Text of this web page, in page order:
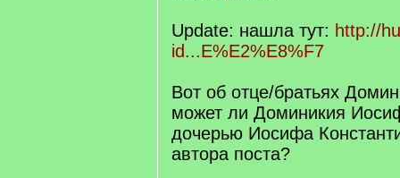
Update: нашла тут: http://
id...E%E2%E8%F7
Вот об отце/братьях
может ли Доминикия
дочерью Иосифа
автора поста?